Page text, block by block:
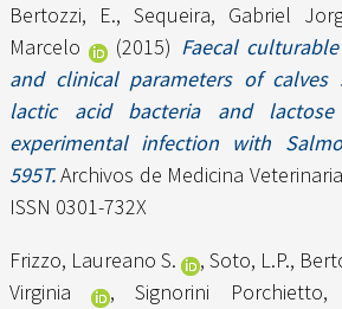
Bertozzi, E., Sequeira, Gabriel
Marcelo
(2015) Faecal
and clinical parameters of calves
lactic acid bacteria and
experimental infection with
595T.Archivos de Medicina
ISSN 0301-732X
Frizzo, Laureano S.
, Soto, L.P.,
Virginia
,Signorini